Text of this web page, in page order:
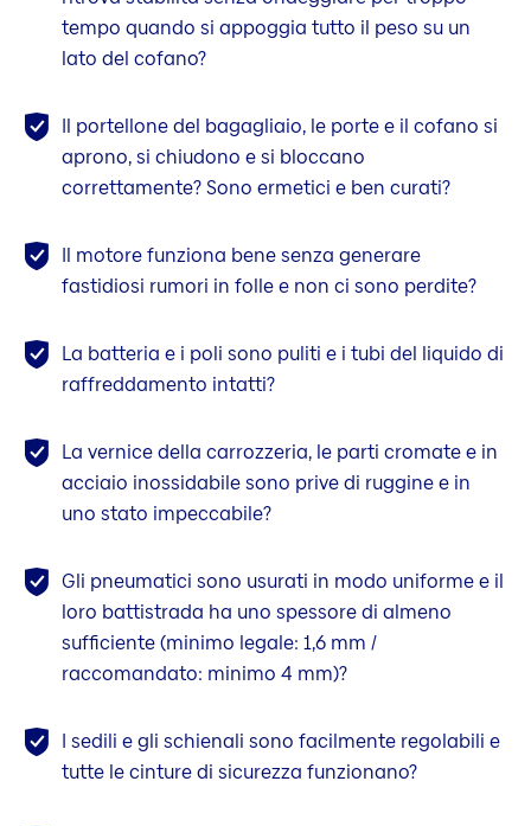
tempo quando si appoggia tutto il peso su un
lato del cofano?
Il portellone del bagagliaio, le porte e il cofano si
aprono, si chiudono e si bloccano
correttamente? Sono ermetici e ben curati?
Il motore funziona bene senza generare
fastidiosi rumori in folle e non ci sono perdite?
La batteria e i poli sono puliti e i tubi del liquido di
raffreddamento intatti?
La vernice della carrozzeria, le parti cromate e in
acciaio inossidabile sono prive di ruggine e in
uno stato impeccabile?
Gli pneumatici sono usurati in modo uniforme e il
loro battistrada ha uno spessore di almeno
sufficiente (minimo legale: 1,6 mm /
raccomandato: minimo 4 mm)?
I sedili e gli schienali sono facilmente regolabili e
tutte le cinture di sicurezza funzionano?